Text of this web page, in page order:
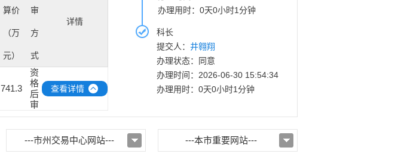
算价
（万
元）
审
方
式
详情
741.3
资
格
后
审
查看详情
办理用时：0天0小时1分钟
科长
提交人： 井翱翔
办理状态：同意
办理时间：2026-06-30 15:54:34
办理用时：0天0小时1分钟
---市州交易中心网站--- ---本市重要网站---